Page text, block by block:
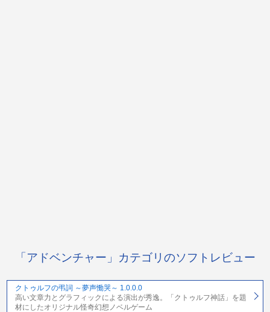
「アドベンチャー」カテゴリのソフトレビュー
クトゥルフの弔詞 ～夢声慟哭～ 1.0.0.0
高い文章力とグラフィックによる演出が秀逸。「クトゥルフ神話」を題
材にしたオリジナル怪奇幻想ノベルゲーム